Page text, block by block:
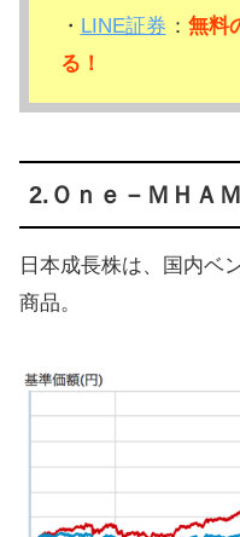
・ LINE証券 ： 無料
る！
2.Ｏｎｅ－ＭＨＡ
日本成長株は、国内ベ
商品。